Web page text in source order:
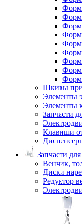
Шкивы
Элементы
Элементы
Запчасти
Клавиши
Запчасти
Венчик,
Диски
Редуктор